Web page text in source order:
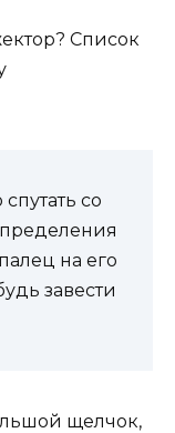
со
на его
завести
щелчок,